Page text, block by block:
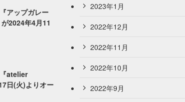
アップガレー
2024年4月11
atelier
日(火)よりオー
2023年1月
2022年12月
2022年11月
2022年10月
2022年9月